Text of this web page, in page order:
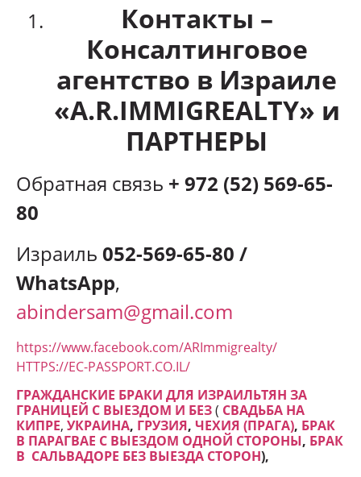
Контакты –
Консалтинговое
агентство в Израиле
«A.R.IMMIGREALTY» и
ПАРТНЕРЫ
Обратная связь + 972 (52) 569-65-
80
Израиль 052-569-65-80 /
WhatsApp,
abindersam@gmail.com
https://www.facebook.com/ARImmigrealty/
HTTPS://EC-PASSPORT.CO.IL/
ГРАЖДАНСКИЕ БРАКИ ДЛЯ ИЗРАИЛЬТЯН ЗА
ГРАНИЦЕЙ С ВЫЕЗДОМ И БЕЗ( СВАДЬБА НА
КИПРЕ, УКРАИНА, ГРУЗИЯ, ЧЕХИЯ (ПРАГА), БРАК
В ПАРАГВАЕ С ВЫЕЗДОМ ОДНОЙ СТОРОНЫ, БРАК
В САЛЬВАДОРЕ БЕЗ ВЫЕЗДА СТОРОН),